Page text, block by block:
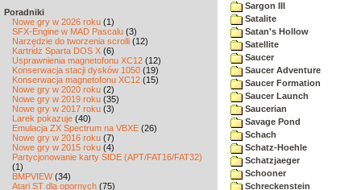
Poradniki
Nowe gry w 2026 roku (1)
SFX-Engine w MAD Pascalu (3)
Narzędzie do tworzenia scrolli (12)
Kartridż Sparta DOS X (6)
Usprawnienia magnetofonu XC12 (12)
Konserwacja stacji dysków 1050 (19)
Konserwacja magnetofonu XC12 (15)
Nowe gry w 2020 roku (2)
Nowe gry w 2019 roku (35)
Nowe gry w 2017 roku (3)
Larek pokazuje (40)
Emulacja ZX Spectrum na VBXE (26)
Nowe gry w 2016 roku (7)
Nowe gry w 2015 roku (4)
Partycjonowanie karty SIDE (APT/FAT16/FAT32)
(1)
BMPVIEW(34)
Atari ST dla opornych (75)
Sargon III
Satalite
Satan's Hollow
Satellite
Saucer
Saucer Adventure
Saucer Formation
Saucer Launch
Saucerian
Savage Pond
Schach
Schatz-Hoehle
Schatzjaeger
Schooner
Schreckenstein